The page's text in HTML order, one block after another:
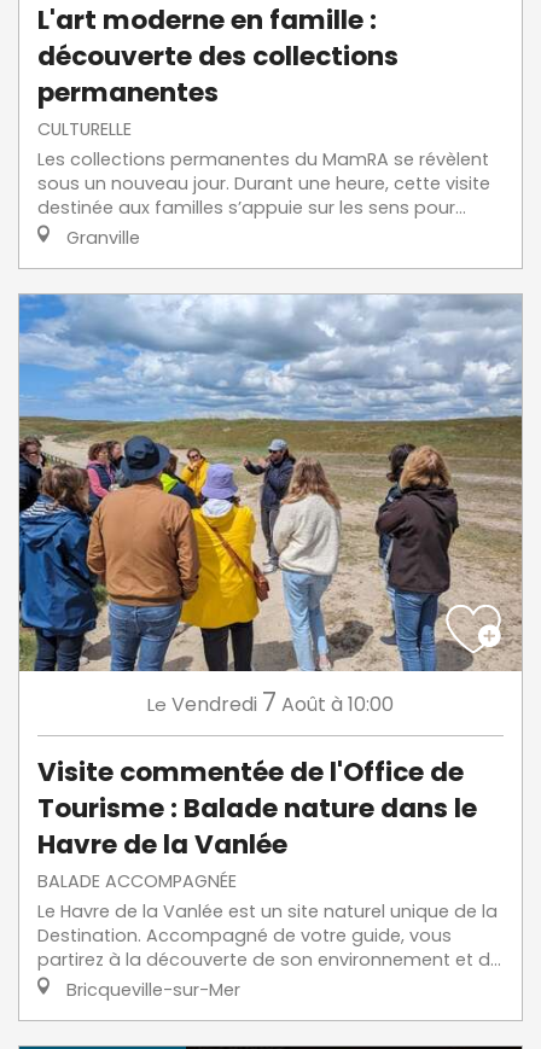
L'art moderne en famille :
découverte des collections
permanentes
CULTURELLE
Les collections permanentes du MamRA se révèlent
sous un nouveau jour. Durant une heure, cette visite
destinée aux familles s’appuie sur les sens pour...
Granville
Le Vendredi 7 Août à 10:00
Visite commentée de l'Office de
Tourisme : Balade nature dans le
Havre de la Vanlée
BALADE ACCOMPAGNÉE
Le Havre de la Vanlée est un site naturel unique de la
Destination. Accompagné de votre guide, vous
partirez à la découverte de son environnement et d...
Bricqueville-sur-Mer